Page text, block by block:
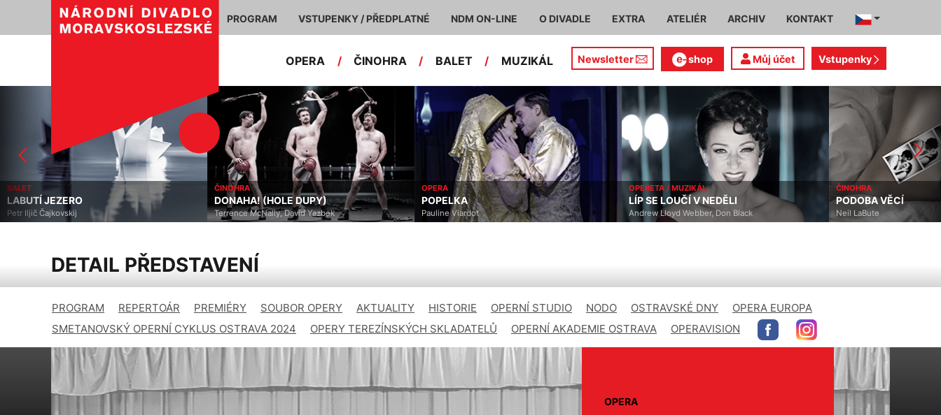
PROGRAM VSTUPENKY / PŘEDPLATNÉ NDM ON-LINE O DIVADLE EXTRA ATELIÉR ARCHIV KONTAKT
OPERA / ČINOHRA / BALET / MUZIKÁL Newsletter shop Můj účet Vstupenky
BALET
LABUTÍ JEZERO
Petr Iljič Čajkovskij
ČINOHRA
DONAHA! (HOLE DUPY)
Terrence McNally, David Yazbek
OPERA
POPELKA
Pauline Viardot
OPERETA / MUZIKÁL
LÍP SE LOUČÍ V NEDĚLI
Andrew Lloyd Webber, Don Black
ČINOHRA
PODOBA VĚCÍ
Neil LaBute
DETAIL PŘEDSTAVENÍ
PROGRAM REPERTOÁR PREMIÉRY SOUBOR OPERY AKTUALITY HISTORIE OPERNÍ STUDIO NODO OSTRAVSKÉ DNY
OPERA EUROPA
SMETANOVSKÝ OPERNÍ CYKLUS OSTRAVA 2024
OPERY TEREZÍNSKÝCH SKLADATELŮ OPERNÍ AKADEMIE OSTRAVA OPERAVISION
OPERA